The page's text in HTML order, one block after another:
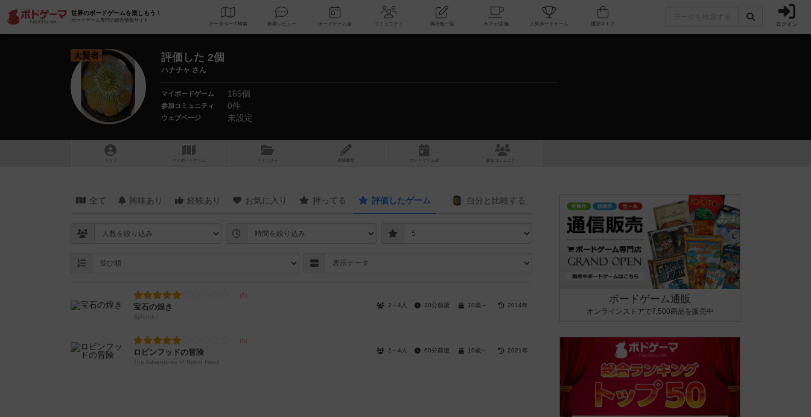
世界のボードゲームを楽しもう！
ボードゲーム専門の総合情報サイト
データベース 検索 新着レビュー ボードゲーム会 コミュニティ 掲示板一覧 カフェ/店舗 人気ボードゲーム ログイン
大賢者 評価した 2個
ハナチャ さん
マイボードゲーム 165個
参加コミュニティ 0件
ウェブページ 未設定
トップ マイボードゲーム マイリスト 投稿履歴 ボ ドゲ ーム コミュニティ
全て 興味あり 経験あり お気に入り 持ってる 評価したゲーム 自分と 比較する
宝石の煌き
Splendor
2～4人 30分前後 10歳～ 2014年
ロビンフッドの冒険
The Adventures of Robin Hood
2～4人 60分前後 10歳～ 2021年
ボードゲーム通販
オンラインストアで7,500商品を販売中